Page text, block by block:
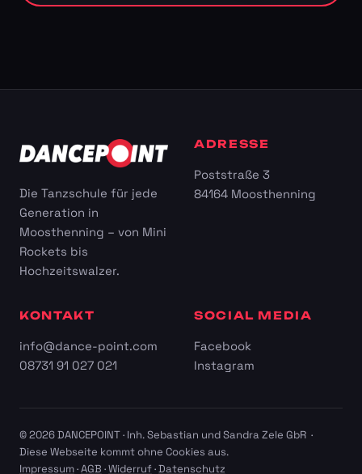
Die Tanzschule für jede
Generation in
Moosthenning – von Mini
Rockets bis
Hochzeitswalzer.
ADRESSE
Poststraße 3
84164 Moosthenning
KONTAKT
info@dance-point.com
08731 91 027 021
SOCIAL MEDIA
Facebook
Instagram
© 2026 DANCEPOINT · Inh. Sebastian und Sandra Zele GbR ·
Diese Webseite kommt ohne Cookies aus.
Impressum·AGB ·Widerruf·Datenschutz